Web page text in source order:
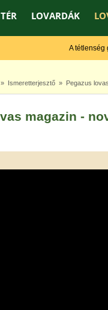
LOVARDÁK
A tétlenség
Ismeretterjesztő» Pegazus lovas
magazin -